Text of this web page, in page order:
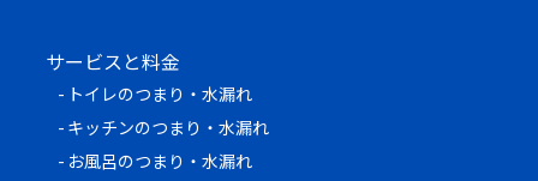
サービスと料金
トイレのつまり・水漏れ
キッチンのつまり・水漏れ
お風呂のつまり・水漏れ